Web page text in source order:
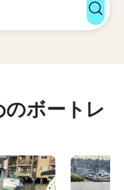
ボートレ